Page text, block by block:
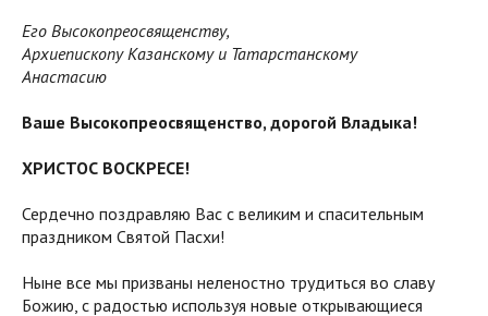
Его Высокопреосвященству,
Архиепископу Казанскому и Татарстанскому
Анастасию
Ваше Высокопреосвященство, дорогой Владыка!
ХРИСТОС ВОСКРЕСЕ!
Сердечно поздравляю Вас с великим и спасительным
праздником Святой Пасхи!
Ныне все мы призваны неленостно трудиться во славу
Божию, с радостью используя новые открывающиеся